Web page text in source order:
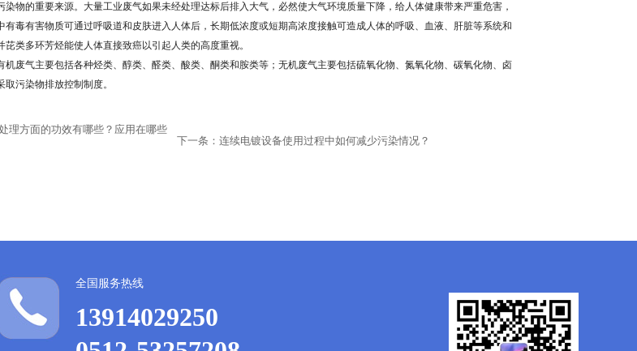
物的重要来源。大量工业废气如果未经处理达标后排入大气，必然使大气环境质量下降，给人体健康带来严重危害，
毒有害物质可通过呼吸道和皮肤进入人体后，长期低浓度或短期高浓度接触可造成人体的呼吸、血液、肝脏等系统和
类多环芳烃能使人体直接致癌以引起人类的高度重视。
机废气主要包括各种烃类、醇类、醛类、酸类、酮类和胺类等；无机废气主要包括硫氧化物、氮氧化物、碳氧化物、卤
污染物排放控制制度。
理方面的功效有哪些？应用在哪些
下一条： 连续电镀设备使用过程中如何减少污染情况？
全国服务热线
13914029250